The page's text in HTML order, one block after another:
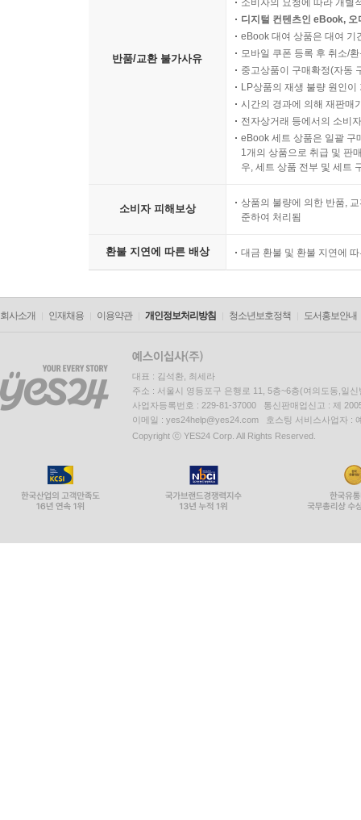
반품/교환 불가사유
소비자의 요청에 따라 개별
디지털 컨텐츠인 eBook,
eBook 대여 상품은 대여 기
모바일 쿠폰 등록 후 취소/
중고상품이 구매확정(자동
LP상품의 재생 불량 원인
시간의 경과에 의해 재판매
전자상거래 등에서의 소비
eBook 세트 상품은 일괄 구
1개의 상품으로 취급 및 판
우, 세트 상품 전부 및 세트
소비자 피해보상
상품의 불량에 의한 반품,
준하여 처리됨
환불 지연에 따른 배상 대금 환불 및 환불 지연에
회사소개 인재채용 이용약관 개인정보처리방침 청소년보호정책 도서홍보안내
대표 : 김석환, 최세라
주소 : 서울시 영등포구 은행로 11, 5층~6층(여의도동,일신
사업자등록번호 : 229-81-37000 통신판매업신고 : 제
이메일 : yes24help@yes24.com 호스팅 서비스사업자 :
Copyright ⓒ YES24 Corp. All Rights Reserved.